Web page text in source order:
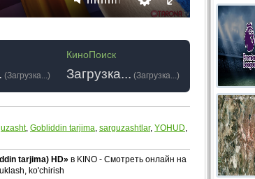
(Загрузка...)
КиноПоиск
Загрузка... (Загрузка...)
, Gobliddin tarjima, sarguzashtlar, YOHUD,
tarjima) HD» в KINO - Смотреть онлайн на
ko'chirish